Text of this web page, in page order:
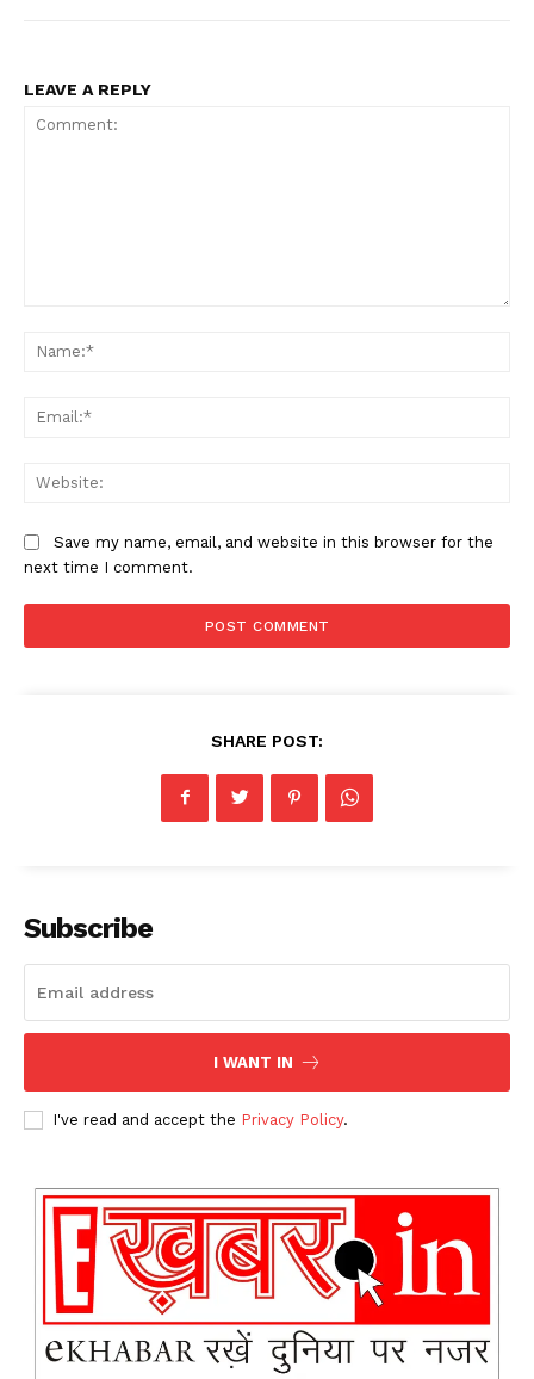
LEAVE A REPLY
Save my name, email, and website in this browser for the
next time I comment.
SHARE POST:
Subscribe
I WANT IN
I've read and accept the Privacy Policy.